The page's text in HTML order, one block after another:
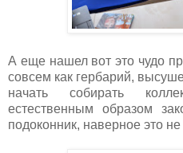
А еще нашел вот это чудо
совсем как гербарий,
начать собирать
естественным образом
подоконник, наверное это не